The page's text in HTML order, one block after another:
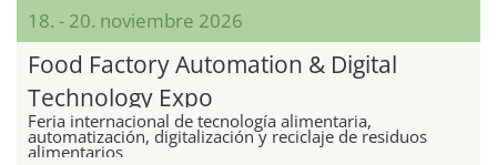
18. - 20. noviembre 2026
Food Factory Automation & Digital
Technology Expo
Feria internacional de tecnología alimentaria,
automatización, digitalización y reciclaje de residuos
alimentarios